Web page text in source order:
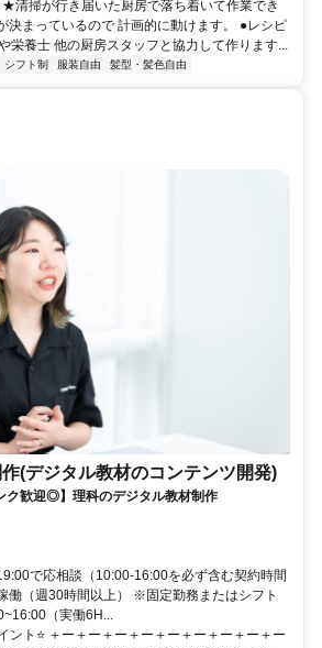
清掃が行き届いた厨房で落ち着いて作業でき
決まっているので 計画的に動けます。 ●レシピ
栄養士 他の厨房スタッフと協力して作ります...
シフト制 服装自由 髪型・髪色自由
(デジタル教材のコンテンツ開発)
ク歓迎◎】理科のデジタル教材制作
で応相談（10:00-16:00を必ず含む契約時間
働（週30時間以上） ※固定勤務またはシフト
（実働6H...
ント⭐ ＋ー＋ー＋ー＋ー＋ー＋ー＋ー＋ー＋ー